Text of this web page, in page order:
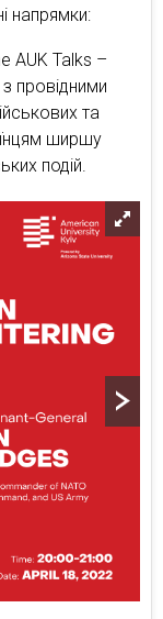
напрямки:
AUK Talks –
з провідними
та
ширшу
подій.